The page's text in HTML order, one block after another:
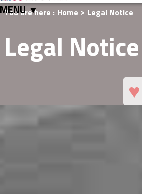
MENU ▼
You are here : Home > Legal Notice
Legal Notice
♥